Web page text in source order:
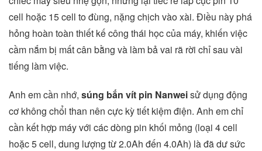
cell hoặc 15 cell to đùng, nặng chịch vào xài. Điều này phá
hỏng hoàn toàn thiết kế công thái học của máy, khiến việc
cầm nắm bị mất cân bằng và làm bả vai rã rời chỉ sau vài
tiếng làm việc.
Anh em cần nhớ, súng bắn vít pin Nanweisử dụng động
cơ không chổi than nên cực kỳ tiết kiệm điện. Anh em chỉ
cần kết hợp máy với các dòng pin khối mỏng (loại 4 cell
hoặc 5 cell, dung lượng từ 2.0Ah đến 4.0Ah) là đã dư sức